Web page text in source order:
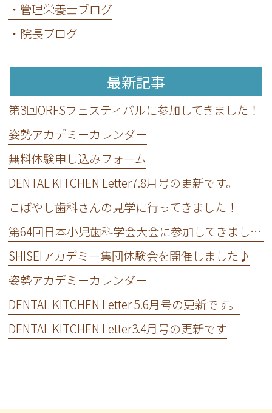
・管理栄養士ブログ
・院長ブログ
最新記事
第3回ORFSフェスティバルに参加してきました！
姿勢アカデミーカレンダー
無料体験申し込みフォーム
DENTAL KITCHEN Letter7.8月号の更新です。
こばやし歯科さんの見学に行ってきました！
第64回日本小児歯科学会大会に参加してきました！
SHISEIアカデミー集団体験会を開催しました♪
姿勢アカデミーカレンダー
DENTAL KITCHEN Letter 5.6月号の更新です。
DENTAL KITCHEN Letter3.4月号の更新です